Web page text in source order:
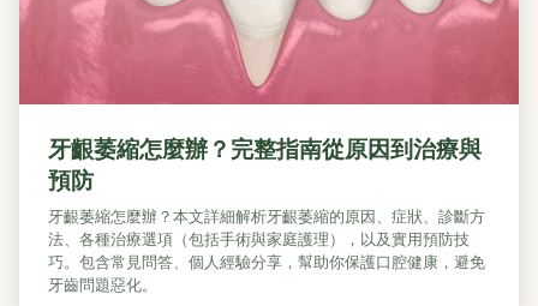
牙齦萎縮怎麼辦？完整指南從原因到治療與
預防
牙齦萎縮怎麼辦？本文詳細解析牙齦萎縮的原因、症狀、診斷方
法、各種治療選項（包括手術與家庭護理），以及實用預防技
巧。包含常見問答、個人經驗分享，幫助你保護口腔健康，避免
牙齒問題惡化。